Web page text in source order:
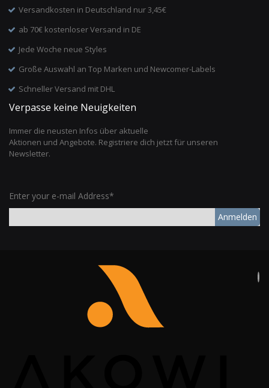
Versandkosten in Deutschland nur 3,45€
ab 70€ kostenloser Versand in DE
Jede Woche neue Styles
Große Auswahl an Top Marken und Newcomer-Labels
Schneller Versand mit DHL
Verpasse keine Neuigkeiten
Immer die neusten Infos über aktuelle
Aktionen und Angebote. Registriere dich jetzt für unseren
Newsletter.
Enter your e-mail Address*
Anmelden